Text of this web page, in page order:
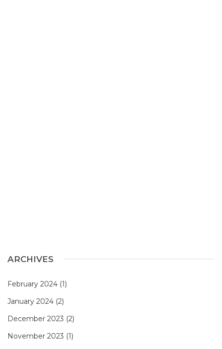
ARCHIVES
February 2024 (1)
January 2024 (2)
December 2023 (2)
November 2023 (1)